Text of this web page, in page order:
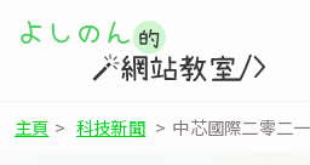
主頁 > 科技新聞 > 中芯國際二零二